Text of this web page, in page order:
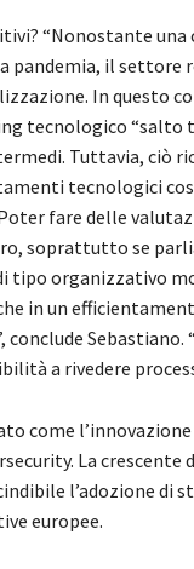
“Nonostante una
pandemia, il
In questo
tecnologico “salto
Tuttavia, ciò
tecnologici
fare delle
soprattutto se
tipo organizzativo
in un
conclude
a rivedere
come l’innovazione
La crescente
l’adozione di
europee.